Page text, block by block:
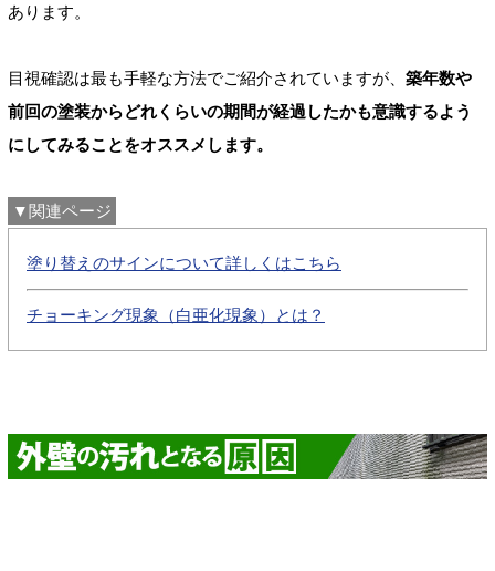
あります。
目視確認は最も手軽な方法でご紹介されていますが、 築年数や
前回の塗装からどれくらいの期間が経過したかも意識するよう
にしてみることをオススメします。
▼関連ページ
塗り替えのサインについて詳しくはこちら
チョーキング現象（白亜化現象）とは？